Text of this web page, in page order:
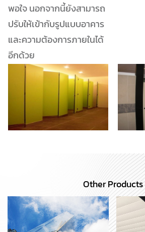
พอใจ นอกจากนี้ยังสามารถ
ปรับให้เข้ากับรูปแบบอาคาร
และความต้องการภายในได้
อีกด้วย
Other Products